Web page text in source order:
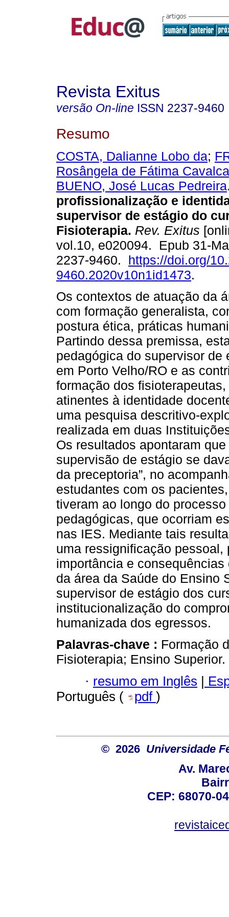
Revista Exitus
versão On-line ISSN 2237-9460
Resumo
COSTA, Dalianne Lobo da;
Rosângela de Fátima
BUENO, José Lucas Pedreira
profissionalização e
supervisor de estágio do
Fisioterapia. Rev. Exitus
vol.10, e020094. Epub 31-
2237-9460. https://doi.org/
9460.2020v10n1id1473.
Os contextos de atuação da
com formação generalista,
postura ética, práticas
Partindo dessa premissa,
pedagógica do supervisor
em Porto Velho/RO e as
formação dos
atinentes à identidade
uma pesquisa descritivo-
realizada em duas
Os resultados apontaram
supervisão de estágio se
da preceptoria”, no
estudantes com os
tiveram ao longo do
pedagógicas, que ocorriam
nas IES. Mediante tais
uma ressignificação
importância e
da área da Saúde do Ensino
supervisor de estágio dos
institucionalização do
humanizada dos egressos.
Palavras-chave : Formação
Fisioterapia; Ensino Superior.
· resumo em Inglês |
Português (
pdf )
© 2026 Universidade
Av.
CEP: 68070-